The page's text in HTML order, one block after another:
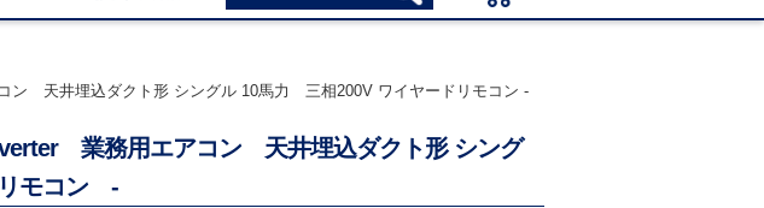
天井埋込ダクト形 シングル 10馬力 三相200V ワイヤードリモコン -
業務用エアコン 天井埋込ダクト形 シング
モコン -